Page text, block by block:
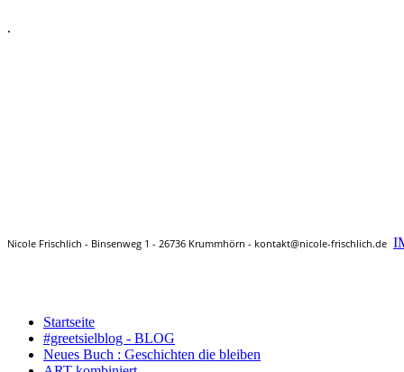
.
Nicole Frischlich - Binsenweg 1 - 26736 Krummhörn - kontakt@nicole-frischlich.de
Startseite
#greetsielblog - BLOG
Neues Buch : Geschichten die bleiben